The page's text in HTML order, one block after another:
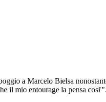
a Marcelo Bielsa
il mio entourage la pensa cosi'".